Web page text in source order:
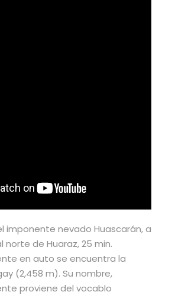
imponente nevado Huascarán, a
norte de Huaraz, 25 min.
en auto se encuentra la
(2,458 m). Su nombre,
proviene del vocablo